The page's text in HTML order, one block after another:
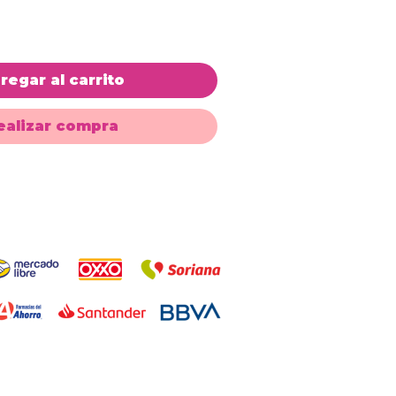
al carrito
compra